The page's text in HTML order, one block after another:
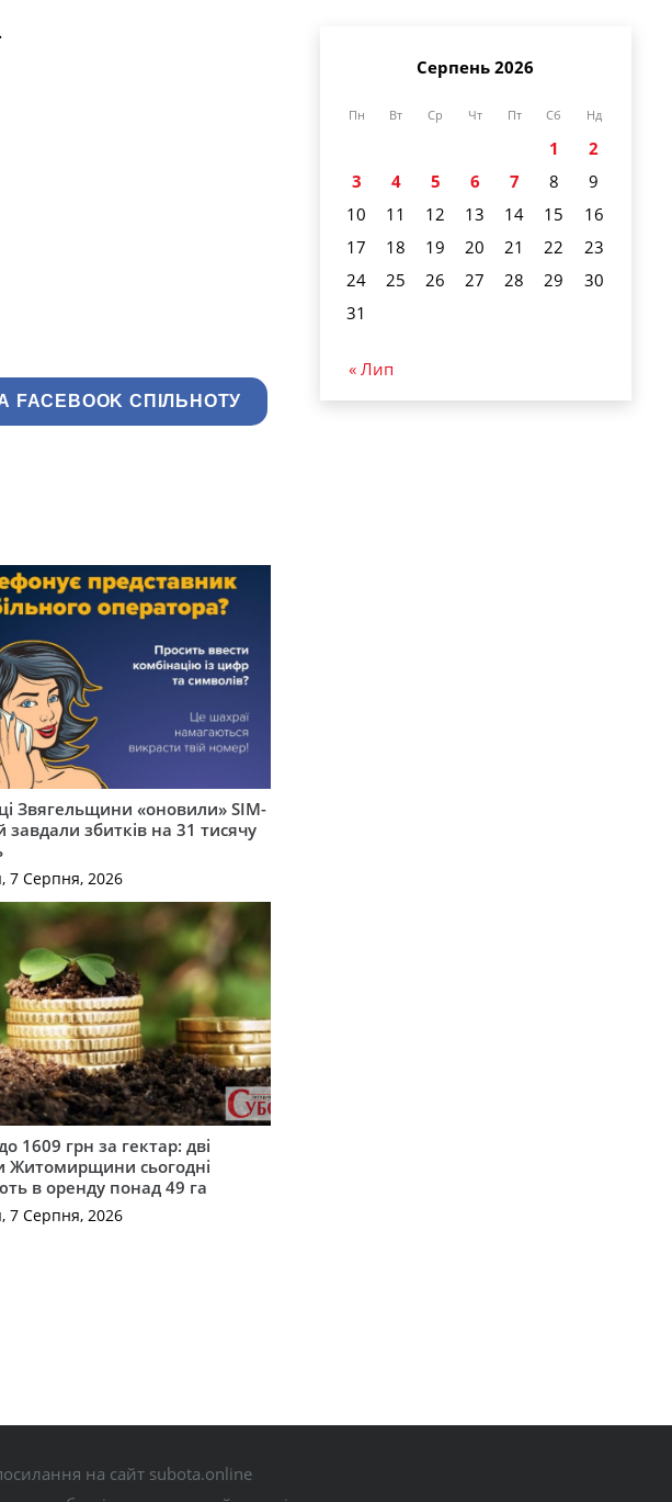
FACEBOOK СПІЛЬНОТУ
Звягельщини «оновили» SIM-
завдали збитків на 31 тисячу
7 Серпня, 2026
1609 грн за гектар: дві
Житомирщини сьогодні
в оренду понад 49 га
7 Серпня, 2026
Серпень 2026
Пн Вт Ср Чт Пт Сб Нд
1
2
3
4 5 6 7 8
9
10
11 12 13 14 15
16
17
18 19 20 21 22
23
24
25 26 27 28 29
30
31
« Лип
на сайт subota.online